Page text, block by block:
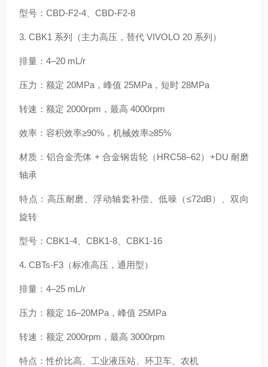
型号：CBD‑F2‑4、CBD‑F2‑8
3. CBK1 系列（主力高压，替代 VIVOLO 20 系列）
排量：4–20 mL/r
压力：额定 20MPa，峰值 25MPa，短时 28MPa
转速：额定 2000rpm，最高 4000rpm
效率：容积效率≥90%，机械效率≥85%
材质：铝合金壳体 + 合金钢齿轮（HRC58–62）+DU 耐磨
轴承
特点：高压耐磨、浮动轴套补偿、低噪（≤72dB）、双向
旋转
型号：CBK1‑4、CBK1‑8、CBK1‑16
4. CBTs‑F3（标准高压，通用型）
排量：4–25 mL/r
压力：额定 16–20MPa，峰值 25MPa
转速：额定 2000rpm，最高 3000rpm
特点：性价比高、工业液压站、环卫车、农机